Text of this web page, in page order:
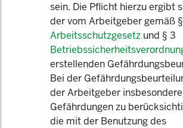
sein. Die Pflicht hierzu ergibt
der vom Arbeitgeber gemäß
Arbeitsschutzgesetz und § 3
erstellenden
Bei der
der Arbeitgeber
Gefährdungen zu
die mit der Benutzung des